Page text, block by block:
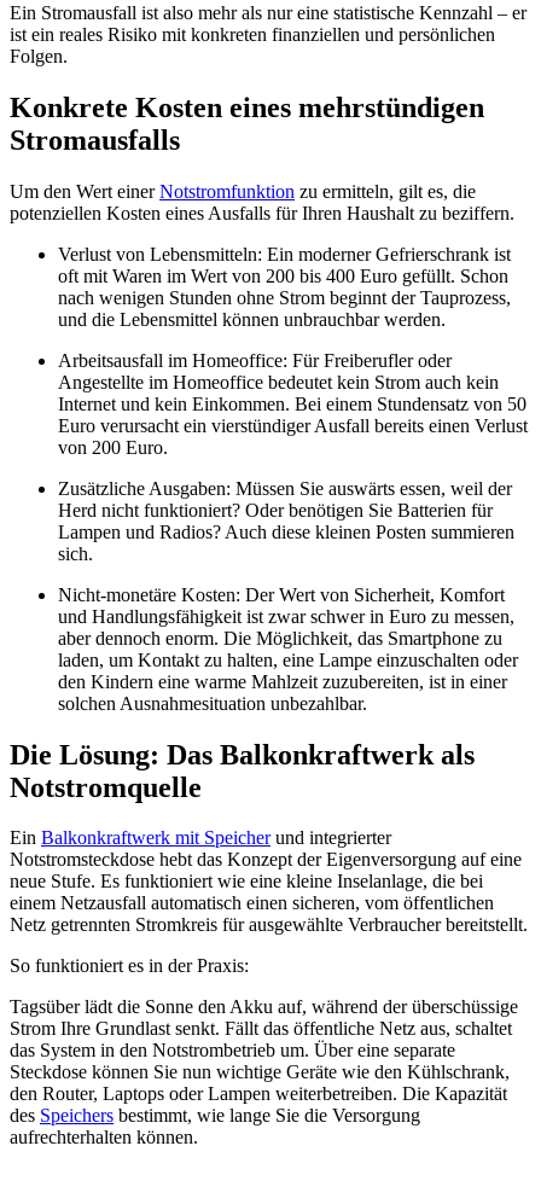
Ein Stromausfall ist also mehr als nur eine statistische Kennzahl – er
ist ein reales Risiko mit konkreten finanziellen und persönlichen
Folgen.
Konkrete Kosten eines mehrstündigen
Stromausfalls
Um den Wert einerNotstromfunktion zu ermitteln, gilt es, die
potenziellen Kosten eines Ausfalls für Ihren Haushalt zu beziffern.
Verlust von Lebensmitteln: Ein moderner Gefrierschrank ist
oft mit Waren im Wert von 200 bis 400 Euro gefüllt. Schon
nach wenigen Stunden ohne Strom beginnt der Tauprozess,
und die Lebensmittel können unbrauchbar werden.
Arbeitsausfall im Homeoffice: Für Freiberufler oder
Angestellte im Homeoffice bedeutet kein Strom auch kein
Internet und kein Einkommen. Bei einem Stundensatz von 50
Euro verursacht ein vierstündiger Ausfall bereits einen Verlust
von 200 Euro.
Zusätzliche Ausgaben: Müssen Sie auswärts essen, weil der
Herd nicht funktioniert? Oder benötigen Sie Batterien für
Lampen und Radios? Auch diese kleinen Posten summieren
sich.
Nicht-monetäre Kosten: Der Wert von Sicherheit, Komfort
und Handlungsfähigkeit ist zwar schwer in Euro zu messen,
aber dennoch enorm. Die Möglichkeit, das Smartphone zu
laden, um Kontakt zu halten, eine Lampe einzuschalten oder
den Kindern eine warme Mahlzeit zuzubereiten, ist in einer
solchen Ausnahmesituation unbezahlbar.
Die Lösung: Das Balkonkraftwerk als
Notstromquelle
Ein Balkonkraftwerk mit Speicherund integrierter
Notstromsteckdose hebt das Konzept der Eigenversorgung auf eine
neue Stufe. Es funktioniert wie eine kleine Inselanlage, die bei
einem Netzausfall automatisch einen sicheren, vom öffentlichen
Netz getrennten Stromkreis für ausgewählte Verbraucher bereitstellt.
So funktioniert es in der Praxis:
Tagsüber lädt die Sonne den Akku auf, während der überschüssige
Strom Ihre Grundlast senkt. Fällt das öffentliche Netz aus, schaltet
das System in den Notstrombetrieb um. Über eine separate
Steckdose können Sie nun wichtige Geräte wie den Kühlschrank,
den Router, Laptops oder Lampen weiterbetreiben. Die Kapazität
des Speichers bestimmt, wie lange Sie die Versorgung
aufrechterhalten können.